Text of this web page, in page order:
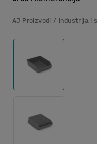
AJ Proizvodi Industrija i